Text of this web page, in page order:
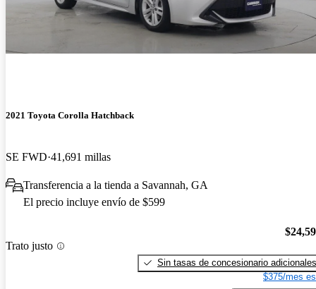
2021 Toyota Corolla Hatchback
SE FWD 41,691 millas
Transferencia a la tienda a Savannah, GA
El precio incluye envío de $599
Trato justo
Sin tasas de concesionario adicionales
$375/mes